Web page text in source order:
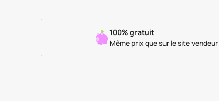
100% gratuit
Même prix que sur le site vendeur